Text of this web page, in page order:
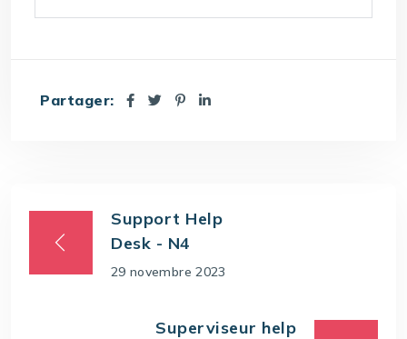
Partager:
Support Help
Desk - N4
29 novembre 2023
Superviseur help